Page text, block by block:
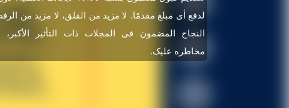
لدفع أی مبلغ مقدمًا. لا مزید من القلق، لا مزید من
النجاح المضمون فی المجلات ذات التأثیر
مخاطره علیک.